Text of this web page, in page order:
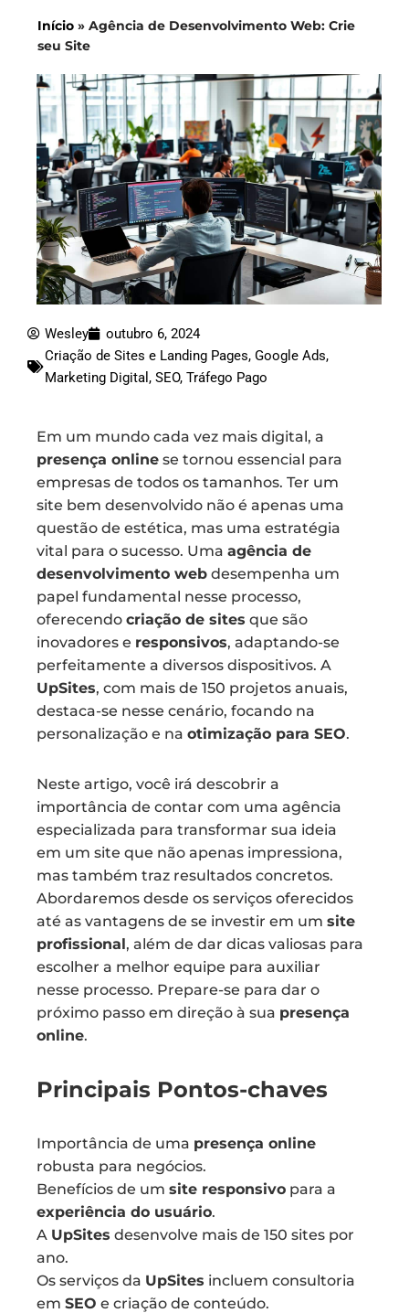
Início » Agência de Desenvolvimento Web: Crie
seu Site
Wesley
outubro 6, 2024
Criação de Sites e Landing Pages, Google Ads,
Marketing Digital , SEO, Tráfego Pago
Em um mundo cada vez mais digital, a
presença online se tornou essencial para
empresas de todos os tamanhos. Ter um
site bem desenvolvido não é apenas uma
questão de estética, mas uma estratégia
vital para o sucesso. Uma agência de
desenvolvimento web desempenha um
papel fundamental nesse processo,
oferecendo criação de sites que são
inovadores e responsivos, adaptando-se
perfeitamente a diversos dispositivos. A
UpSites, com mais de 150 projetos anuais,
destaca-se nesse cenário, focando na
personalização e na otimização para SEO.
Neste artigo, você irá descobrir a
importância de contar com uma agência
especializada para transformar sua ideia
em um site que não apenas impressiona,
mas também traz resultados concretos.
Abordaremos desde os serviços oferecidos
até as vantagens de se investir em um site
profissional, além de dar dicas valiosas para
escolher a melhor equipe para auxiliar
nesse processo. Prepare-se para dar o
próximo passo em direção à sua presença
online.
Principais Pontos-chaves
Importância de uma presença online
robusta para negócios.
Benefícios de um site responsivo para a
experiência do usuário.
A UpSites desenvolve mais de 150 sites por
ano.
Os serviços da UpSites incluem consultoria
em SEO e criação de conteúdo.